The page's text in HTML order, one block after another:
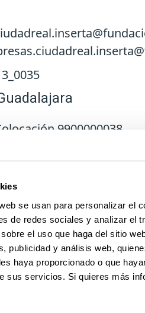
se usan para personalizar el
de redes sociales y analizar el
el uso que haga del sitio
publicidad y análisis web,
haya proporcionado o que
sus servicios. Si quieres más
9900000038
10 90 28
20